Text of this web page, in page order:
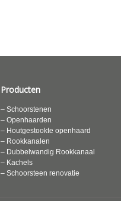
Producten
– Schoorstenen
– Openhaarden
– Houtgestookte openhaard
– Rookkanalen
– Dubbelwandig Rookkanaal
– Kachels
– Schoorsteen renovatie